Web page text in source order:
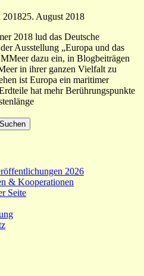
201825. August 2018
2018 lud das Deutsche
Ausstellung „Europa und das
dazu ein, in Blogbeiträgen
in ihrer ganzen Vielfalt zu
ist Europa ein maritimer
hat mehr Berührungspunkte
2026
& Kooperationen
Seite